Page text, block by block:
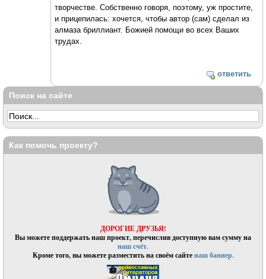
творчестве. Собственно говоря, поэтому, уж простите,
и прицепилась: хочется, чтобы автор (сам) сделал из
алмаза бриллиант. Божией помощи во всех Ваших
трудах.
ответить
Поиск на сайте
Как помочь проекту?
ДОРОГИЕ ДРУЗЬЯ!
Вы можете поддержать наш проект, перечислив доступную вам сумму на
наш счёт.
Кроме того, вы можете разместить на своём сайтенаш баннер.